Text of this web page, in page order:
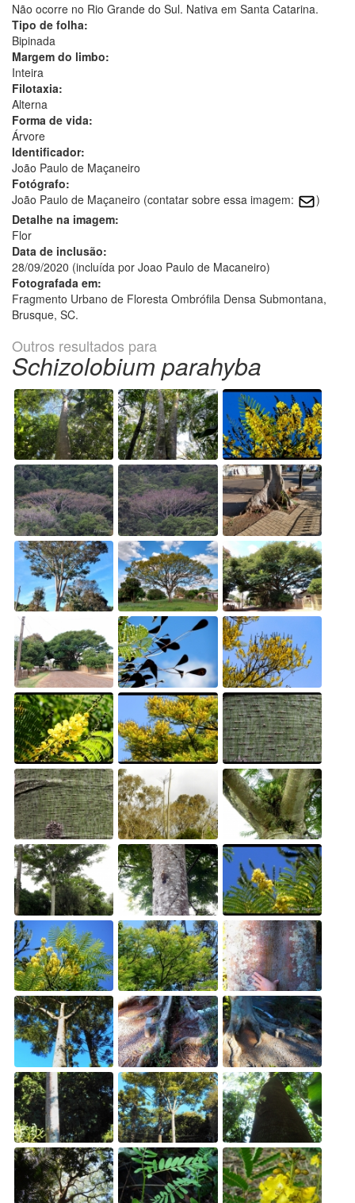
Não ocorre no Rio Grande do Sul. Nativa em Santa Catarina.
Tipo de folha:
Bipinada
Margem do limbo:
Inteira
Filotaxia:
Alterna
Forma de vida:
Árvore
Identificador:
João Paulo de Maçaneiro
Fotógrafo:
João Paulo de Maçaneiro (contatar sobre essa imagem:
)
Detalhe na imagem:
Flor
Data de inclusão:
28/09/2020 (incluída por Joao Paulo de Macaneiro)
Fotografada em:
Fragmento Urbano de Floresta Ombrófila Densa Submontana,
Brusque, SC.
Outros resultados para
Schizolobium parahyba